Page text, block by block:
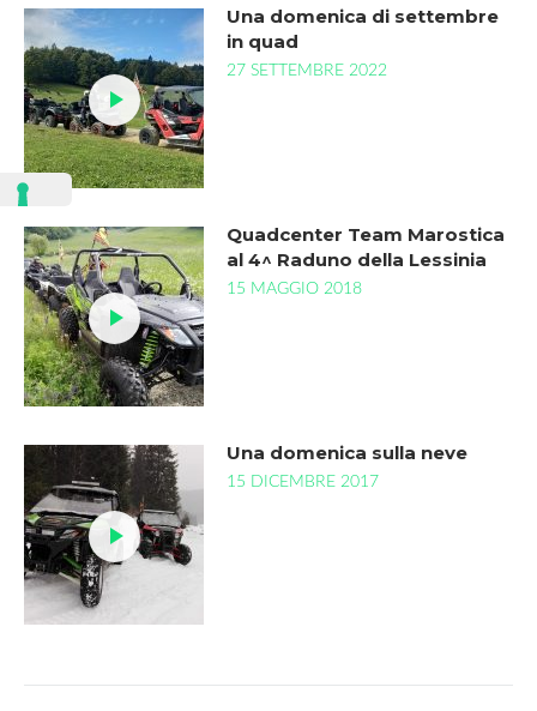
Una domenica di settembre
in quad
27 SETTEMBRE 2022
Quadcenter Team Marostica
al 4^ Raduno della Lessinia
15 MAGGIO 2018
Una domenica sulla neve
15 DICEMBRE 2017